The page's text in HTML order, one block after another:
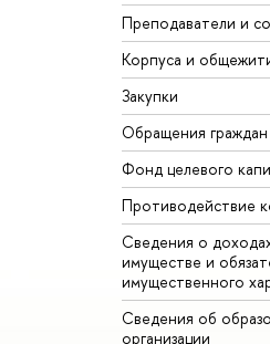
Преподаватели и
Корпуса и
Закупки
Обращения
Фонд целевого
Противодействие
Сведения о
имуществе и
имущественного
Сведения об
организации